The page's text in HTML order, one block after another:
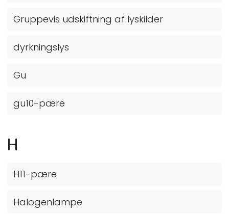
Gruppevis udskiftning af lyskilder
dyrkningslys
Gu
gu10-pære
H
H11-pære
Halogenlampe